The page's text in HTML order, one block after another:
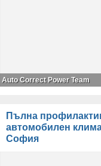
Auto Correct Power Теаm
Пълна
автомобилен
София